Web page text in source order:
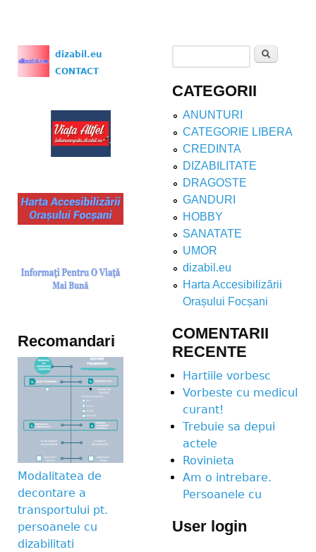
dizabil.eu
CONTACT
Recomandari
Modalitatea de
decontare a
transportului pt.
persoanele cu
dizabilitati
Search form
CATEGORII
ANUNTURI
CATEGORIE LIBERA
CREDINTA
DIZABILITATE
DRAGOSTE
GANDURI
HOBBY
SANATATE
UMOR
dizabil.eu
Harta Accesibilizării
Orașului Focșani
COMENTARII
RECENTE
Hartiile vorbesc
Vorbeste cu medicul
curant!
Trebuie sa depui
actele
Rovinieta
Am o intrebare.
Persoanele cu
User login